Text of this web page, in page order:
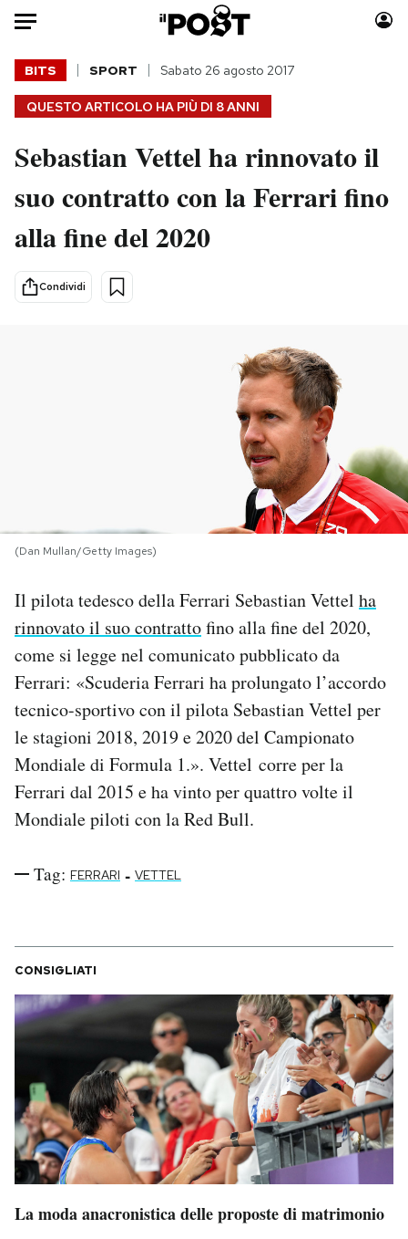
Auto
HOME
Italia
Politica
Tecnologia
Scienza
Moda
Consumismi
Mondiali calcio 2026
SHOP
CALENDARIO
AREA PERSONALE
Area Personale
Notifiche mobile
Hai bisogno di aiuto?
QUESTO ARTICOLO HA PIÙ DI 8 ANNI
BITS SPORT Sabato 26 agosto 2017
Sebastian Vettel ha rinnovato il
suo contratto con la Ferrari fino
alla fine del 2020
Condividi
(Dan Mullan/Getty Images)
Il pilota tedesco della Ferrari Sebastian Vettel ha
rinnovato il suo contrattofino alla fine del 2020,
come si legge nel comunicato pubblicato da
Ferrari: «Scuderia Ferrari ha prolungato l’accordo
tecnico-sportivo con il pilota Sebastian Vettel per
le stagioni 2018, 2019 e 2020 del Campionato
Mondiale di Formula 1.». Vettel corre per la
Ferrari dal 2015 e ha vinto per quattro volte il
Mondiale piloti con la Red Bull.
Tag: FERRARI - VETTEL
CONSIGLIATI
La moda anacronistica delle proposte di matrimonio